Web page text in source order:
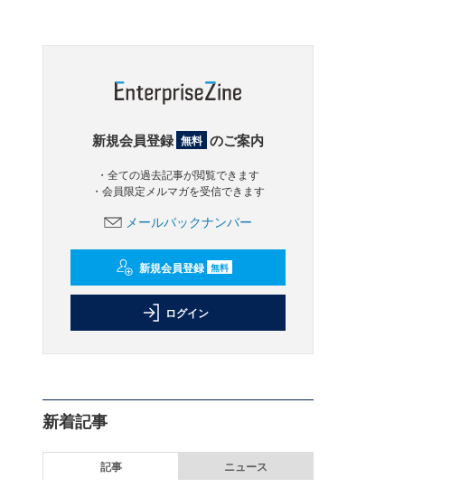
新規会員登録 無料 のご案内
・全ての過去記事が閲覧できます
・会員限定メルマガを受信できます
メールバックナンバー
新規会員登録 無料
ログイン
新着記事
記事 ニュース